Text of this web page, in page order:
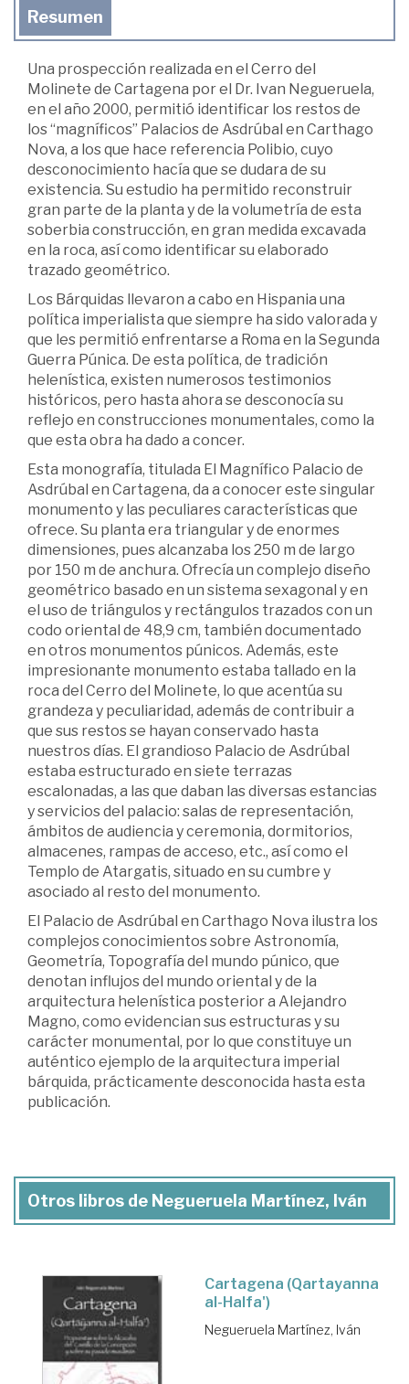
Resumen
Una prospección realizada en el Cerro del
Molinete de Cartagena por el Dr. Ivan Negueruela,
en el año 2000, permitió identificar los restos de
los “magníficos” Palacios de Asdrúbal en Carthago
Nova, a los que hace referencia Polibio, cuyo
desconocimiento hacía que se dudara de su
existencia. Su estudio ha permitido reconstruir
gran parte de la planta y de la volumetría de esta
soberbia construcción, en gran medida excavada
en la roca, así como identificar su elaborado
trazado geométrico.
Los Bárquidas llevaron a cabo en Hispania una
política imperialista que siempre ha sido valorada y
que les permitió enfrentarse a Roma en la Segunda
Guerra Púnica. De esta política, de tradición
helenística, existen numerosos testimonios
históricos, pero hasta ahora se desconocía su
reflejo en construcciones monumentales, como la
que esta obra ha dado a concer.
Esta monografía, titulada El Magnífico Palacio de
Asdrúbal en Cartagena, da a conocer este singular
monumento y las peculiares características que
ofrece. Su planta era triangular y de enormes
dimensiones, pues alcanzaba los 250 m de largo
por 150 m de anchura. Ofrecía un complejo diseño
geométrico basado en un sistema sexagonal y en
el uso de triángulos y rectángulos trazados con un
codo oriental de 48,9 cm, también documentado
en otros monumentos púnicos. Además, este
impresionante monumento estaba tallado en la
roca del Cerro del Molinete, lo que acentúa su
grandeza y peculiaridad, además de contribuir a
que sus restos se hayan conservado hasta
nuestros días. El grandioso Palacio de Asdrúbal
estaba estructurado en siete terrazas
escalonadas, a las que daban las diversas estancias
y servicios del palacio: salas de representación,
ámbitos de audiencia y ceremonia, dormitorios,
almacenes, rampas de acceso, etc., así como el
Templo de Atargatis, situado en su cumbre y
asociado al resto del monumento.
El Palacio de Asdrúbal en Carthago Nova ilustra los
complejos conocimientos sobre Astronomía,
Geometría, Topografía del mundo púnico, que
denotan influjos del mundo oriental y de la
arquitectura helenística posterior a Alejandro
Magno, como evidencian sus estructuras y su
carácter monumental, por lo que constituye un
auténtico ejemplo de la arquitectura imperial
bárquida, prácticamente desconocida hasta esta
publicación.
Otros libros de Negueruela Martínez, Iván
Cartagena (Qartayanna
al-Halfa')
Negueruela Martínez, Iván